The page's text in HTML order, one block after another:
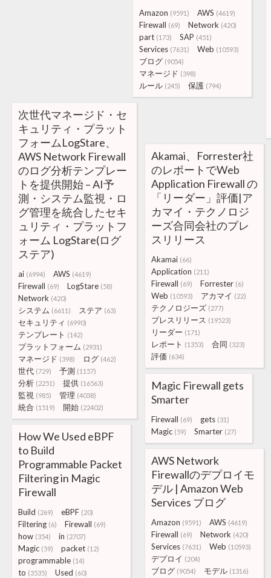
Amazon (9591) AWS (4619)
Firewall (69) Network (420)
part (173) SAP (451)
Services (7631) Web (10593)
ブログ (9054)
マネージド (398)
ルール (245) 保護 (794)
次世代マネージド・セ
キュリティ・プラット
フォームLogStare、
AWS Network Firewall
のログ分析テンプレー
トを提供開始 – AI予
測・システム監視・ロ
グ管理を統合したセキ
ュリティ・プラットフ
ォーム LogStare(ログ
ステア)
ai (6994) AWS (4619)
Firewall (69) LogStare (58)
Network (420)
システム (6611) ステア (63)
セキュリティ (6990)
テンプレート (142)
プラットフォーム (2931)
マネージド (398) ログ (462)
世代 (729) 予測 (1157)
分析 (2251) 提供 (16563)
監視 (985) 管理 (4038)
統合 (1519) 開始 (22402)
Akamai、Forrester社
のレポートでWeb
Application Firewall の
「リーダー」評価|ア
カマイ・テクノロジ
ーズ合同会社のプレ
スリリース
Akamai (66)
Application (211)
Firewall (69) Forrester (6)
Web (10593) アカマイ (22)
テクノロジーズ (277)
プレスリリース (19523)
リーダー (171)
レポート (1353) 合同 (323)
評価 (634)
Magic Firewall gets
Smarter
Firewall (69) gets (31)
Magic (59) Smarter (27)
How We Used eBPF
to Build
Programmable Packet
Filtering in Magic
Firewall
Build (269) eBPF (20)
Filtering (6) Firewall (69)
how (354) in (2707)
Magic (59) packet (12)
programmable (14)
to (3535) Used (60)
AWS Network
Firewallのデプロイモ
デル | Amazon Web
Services ブログ
Amazon (9591) AWS (4619)
Firewall (69) Network (420)
Services (7631) Web (10593)
デプロイ (204)
ブログ (9054) モデル (1316)